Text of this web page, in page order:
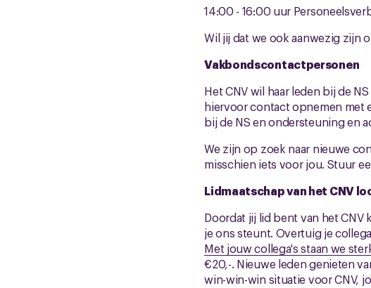
14:00 - 16:00 uur
Wil jij dat we ook aanwezig zijn
Vakbondscontactpersonen
Het CNV wil haar leden bij de
hiervoor contact opnemen met
bij de NS en ondersteuning en
We zijn op zoek naar nieuwe
misschien iets voor jou. Stuur
Lidmaatschap van het CNV
Doordat jij lid bent van het
je ons steunt. Overtuig je
Met jouw collega's staan we
€20,-. Nieuwe leden genieten
win-win-win situatie voor CNV,